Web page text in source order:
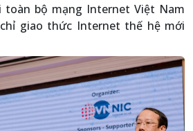
toàn bộ mạng Internet Việt Nam
giao thức Internet thế hệ mới